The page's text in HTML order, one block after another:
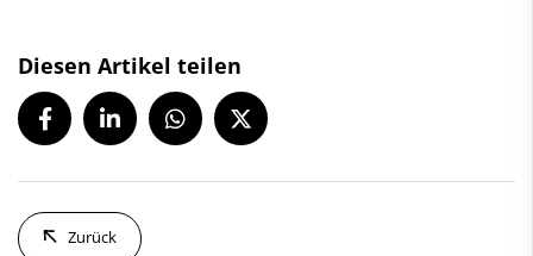
Diesen Artikel teilen
Zurück